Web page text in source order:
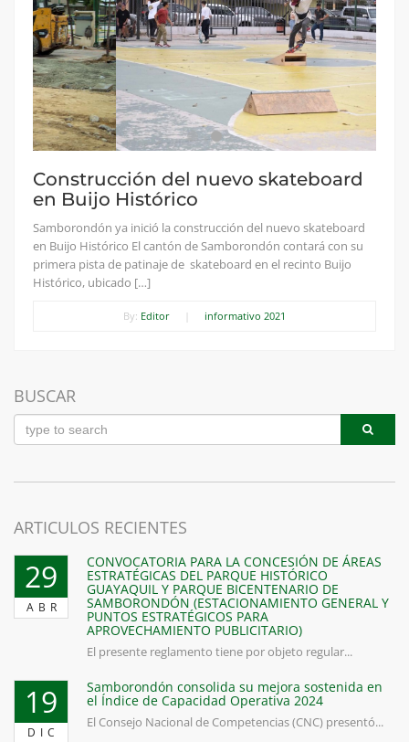
Construcción del nuevo skateboard
en Buijo Histórico
Samborondón ya inició la construcción del nuevo skateboard
en Buijo Histórico El cantón de Samborondón contará con su
primera pista de patinaje de skateboard en el recinto Buijo
Histórico, ubicado […]
By: Editor informativo 2021
BUSCAR
ARTICULOS RECIENTES
29
ABR
CONVOCATORIA PARA LA CONCESIÓN DE ÁREAS
ESTRATÉGICAS DEL PARQUE HISTÓRICO
GUAYAQUIL Y PARQUE BICENTENARIO DE
SAMBORONDÓN (ESTACIONAMIENTO GENERAL Y
PUNTOS ESTRATÉGICOS PARA
APROVECHAMIENTO PUBLICITARIO)
El presente reglamento tiene por objeto regular...
19
DIC
Samborondón consolida su mejora sostenida en
el Índice de Capacidad Operativa 2024
El Consejo Nacional de Competencias (CNC) presentó...